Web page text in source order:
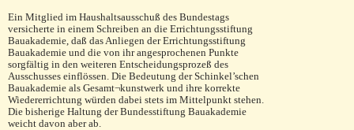
Ein Mitglied im Haushaltsausschuß des Bundestags
versicherte in einem Schreiben an die Errichtungsstiftung
Bauakademie, daß das Anliegen der Errichtungsstiftung
Bauakademie und die von ihr angesprochenen Punkte
sorgfältig in den weiteren Entscheidungsprozeß des
Ausschusses einflössen. Die Bedeutung der Schinkel’schen
Bauakademie als Gesamt¬kunstwerk und ihre korrekte
Wiedererrichtung würden dabei stets im Mittelpunkt stehen.
Die bisherige Haltung der Bundesstiftung Bauakademie
weicht davon aber ab.